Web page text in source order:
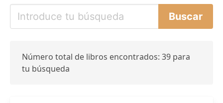
Número total de libros encontrados: 39 para
tu búsqueda